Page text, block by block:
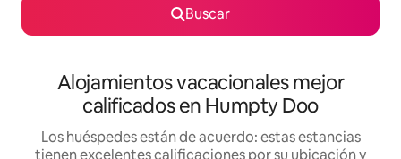
Buscar
Alojamientos vacacionales mejor
calificados en Humpty Doo
Los huéspedes están de acuerdo: estas estancias
tienen excelentes calificaciones por su ubicación y